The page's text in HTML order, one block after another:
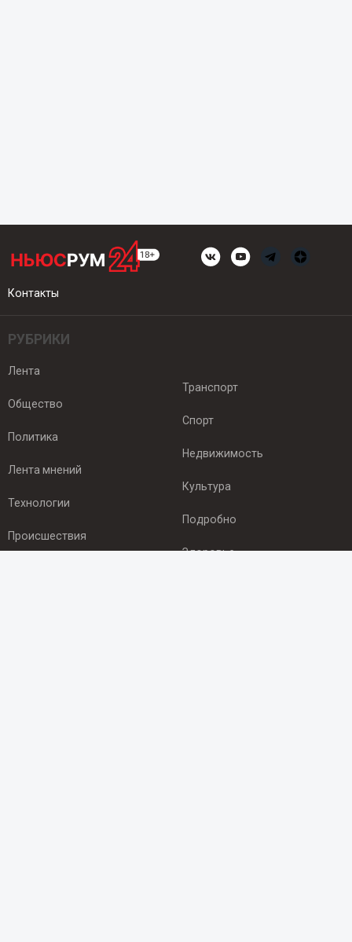
Контакты
РУБРИКИ
Лента
Общество
Политика
Лента мнений
Технологии
Происшествия
Транспорт
Спорт
Недвижимость
Культура
Подробно
Здоровье